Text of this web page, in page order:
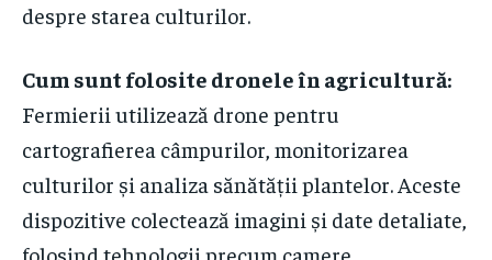
despre starea culturilor.
Cum sunt folosite dronele în agricultură:
Fermierii utilizează drone pentru
cartografierea câmpurilor, monitorizarea
culturilor și analiza sănătății plantelor. Aceste
dispozitive colectează imagini și date detaliate,
folosind tehnologii precum camere